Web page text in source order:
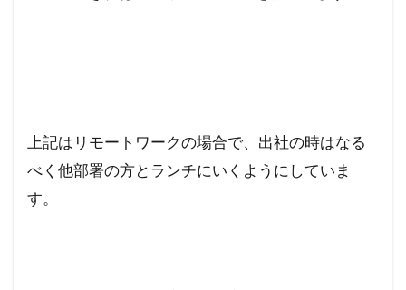
上記はリモートワークの場合で、出社の時はなる
べく他部署の方とランチにいくようにしていま
す。